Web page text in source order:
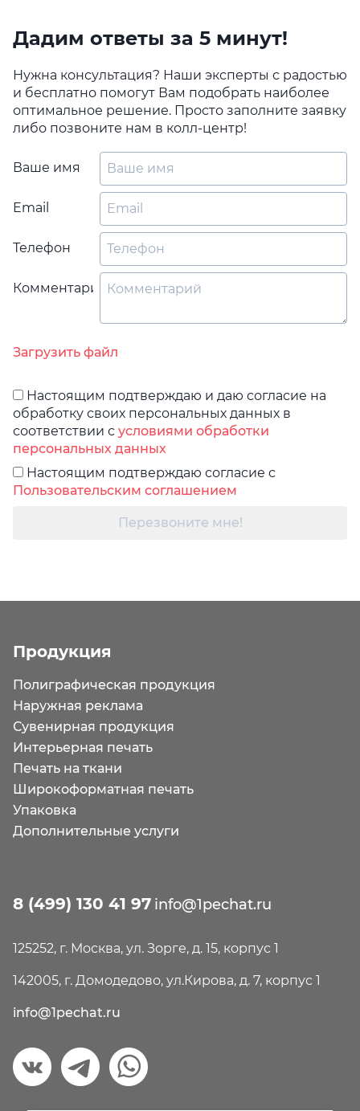
Дадим ответы за 5 минут!
Нужна консультация? Наши эксперты с радостью
и бесплатно помогут Вам подобрать наиболее
оптимальное решение. Просто заполните заявку
либо позвоните нам в колл-центр!
Ваше имя
Email
Телефон
Комментарий
Загрузить файл
Настоящим подтверждаю и даю согласие на
обработку своих персональных данных в
соответствии с условиями обработки
персональных данных
Настоящим подтверждаю согласие с
Пользовательским соглашением
Перезвоните мне!
Продукция
Полиграфическая продукция
Наружная реклама
Сувенирная продукция
Интерьерная печать
Печать на ткани
Широкоформатная печать
Упаковка
Дополнительные услуги
8 (499) 130 41 97 info@1pechat.ru
125252, г. Москва, ул. Зорге, д. 15, корпус 1
142005, г. Домодедово, ул.Кирова, д. 7, корпус 1
info@1pechat.ru